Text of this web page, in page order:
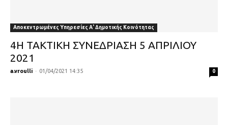
Αποκεντρωμένες Υπηρεσίες Α' Δημοτικής Κοινότητας
4Η ΤΑΚΤΙΚΗ ΣΥΝΕΔΡΙΑΣΗ 5 ΑΠΡΙΛΙΟΥ
2021
a.vroulli - 01/04/2021 14:35 0